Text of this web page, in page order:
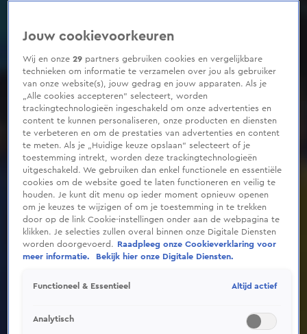
Jouw cookievoorkeuren
Wij en onze29 partners gebruiken cookies en vergelijkbare
technieken om informatie te verzamelen over jou als gebruiker
van onze website(s), jouw gedrag en jouw apparaten. Als je
„Alle cookies accepteren” selecteert, worden
trackingtechnologieën ingeschakeld om onze advertenties en
content te kunnen personaliseren, onze producten en diensten
te verbeteren en om de prestaties van advertenties en content
te meten. Als je „Huidige keuze opslaan” selecteert of je
toestemming intrekt, worden deze trackingtechnologieën
uitgeschakeld. We gebruiken dan enkel functionele en essentiële
cookies om de website goed te laten functioneren en veilig te
houden. Je kunt dit menu op ieder moment opnieuw openen
om je keuzes te wijzigen of om je toestemming in te trekken
door op de link Cookie-instellingen onder aan de webpagina te
klikken. Je selecties zullen overal binnen onze Digitale Diensten
worden doorgevoerd.
Raadpleeg onze Cookieverklaring voor
meer informatie.
Bekijk hier onze Digitale Diensten.
Functioneel & Essentieel Altijd actief
Analytisch